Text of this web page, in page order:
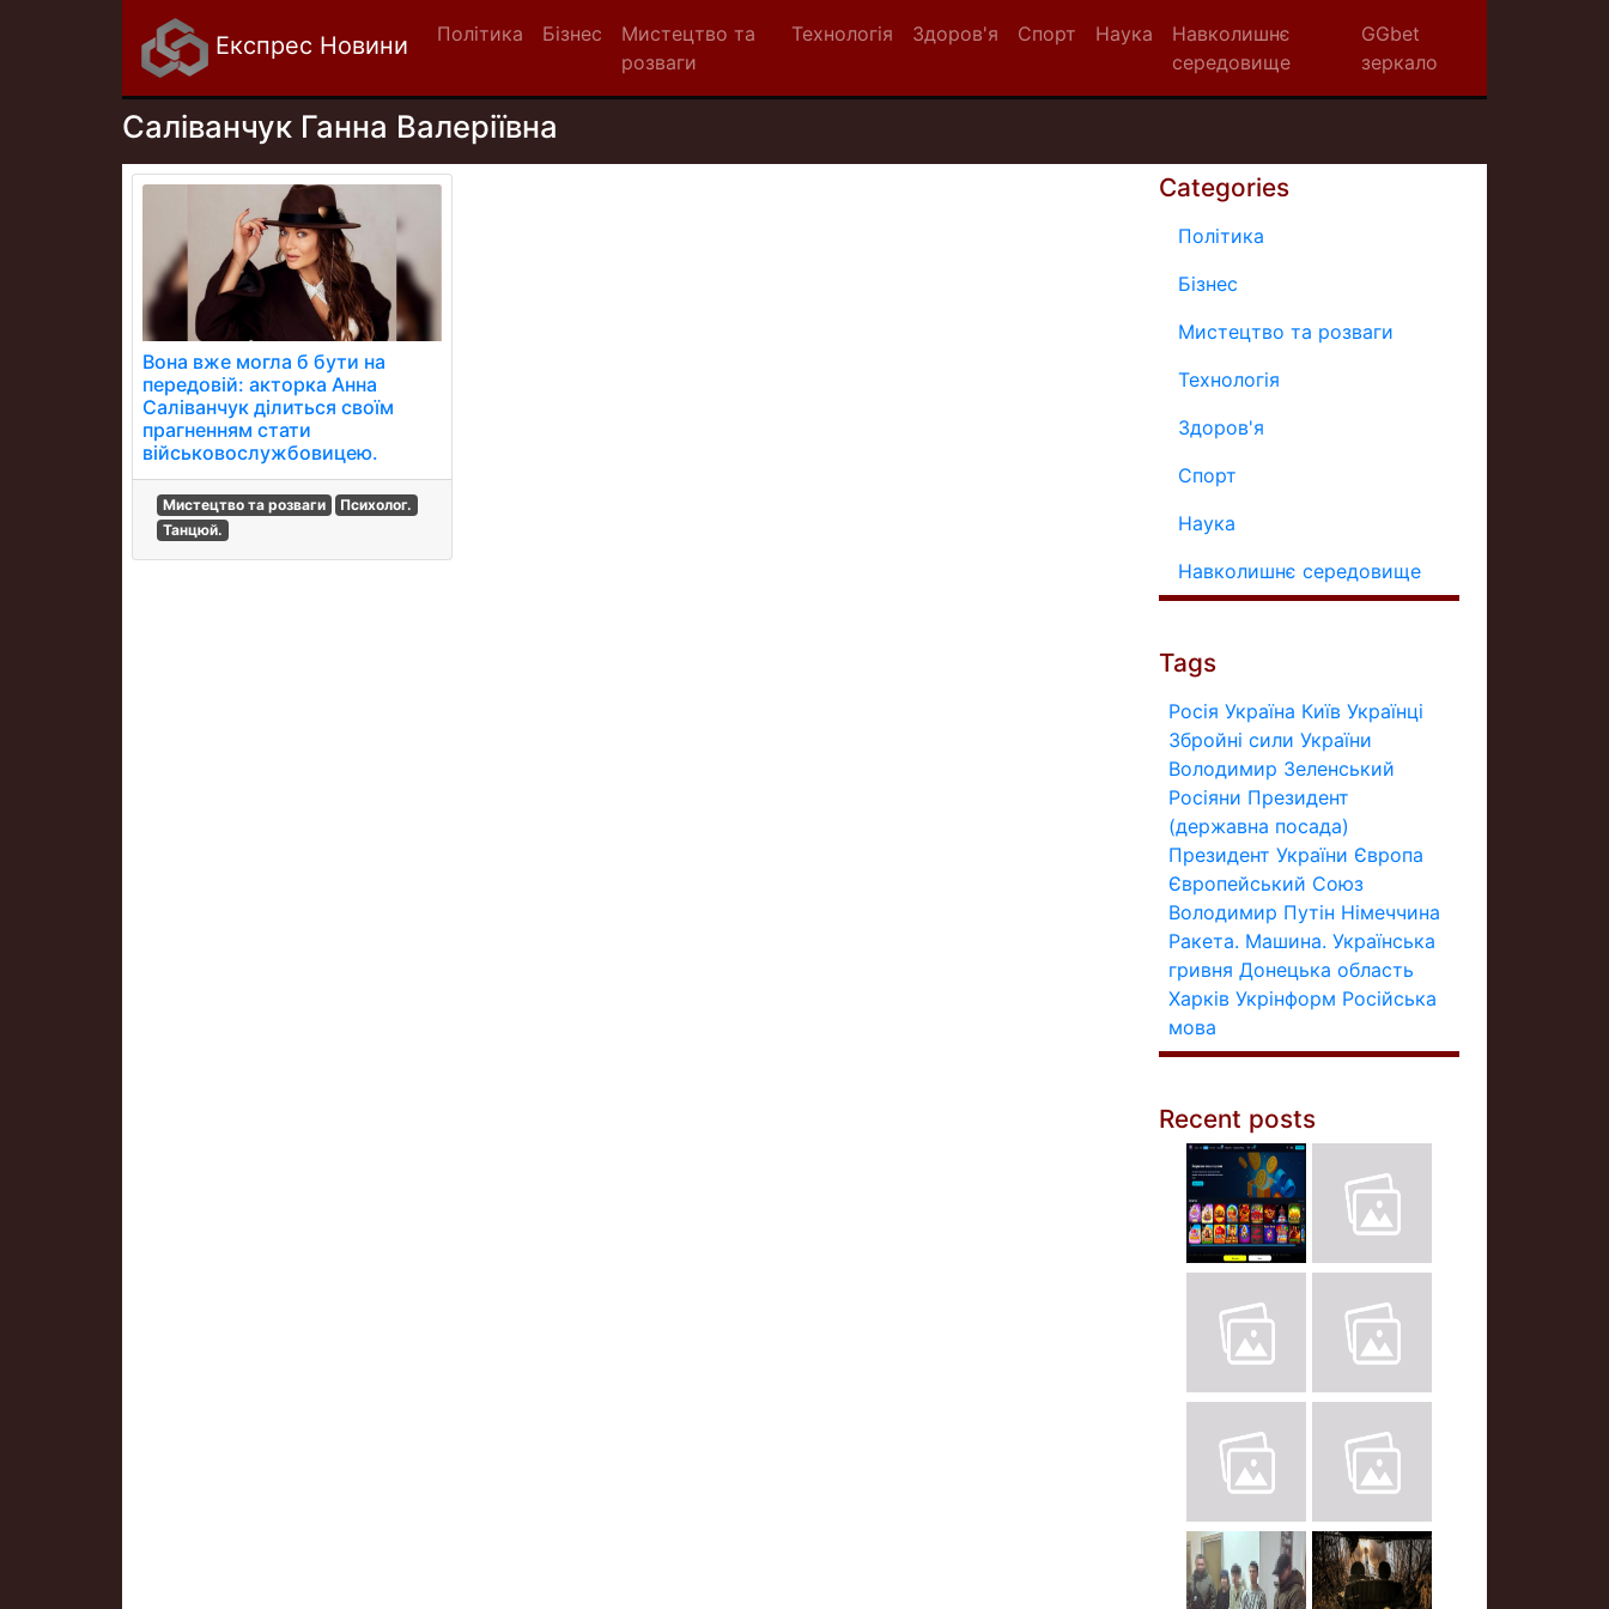
Експрес Новини Політика Бізнес
Мистецтво та
розваги
Технологія Здоров'я Спорт Наука
Навколишнє
середовище
GGbet
зеркало
Саліванчук Ганна Валеріївна
Вона вже могла б бути на
передовій: акторка Анна
Саліванчук ділиться своїм
прагненням стати
військовослужбовицею.
Мистецтво та розваги
Психолог.
Танцюй.
Categories
Політика
Бізнес
Мистецтво та розваги
Технологія
Здоров'я
Спорт
Наука
Навколишнє середовище
Tags
Росія Україна Київ Українці
Збройні сили України
Володимир Зеленський
Росіяни Президент
(державна посада)
Президент України Європа
Європейський Союз
Володимир Путін Німеччина
Ракета. Машина. Українська
гривня Донецька область
Харків Укрінформ Російська
мова
Recent posts